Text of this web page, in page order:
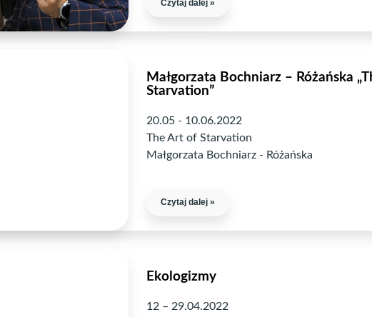
Czytaj dalej »
Małgorzata Bochniarz – Różańska
Starvation”
20.05 - 10.06.2022
The Art of Starvation
Małgorzata Bochniarz - Różańska
Czytaj dalej »
Ekologizmy
12 – 29.04.2022